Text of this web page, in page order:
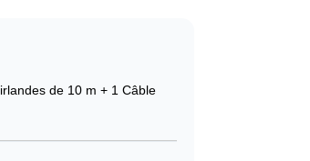
de 10 m + 1 Câble